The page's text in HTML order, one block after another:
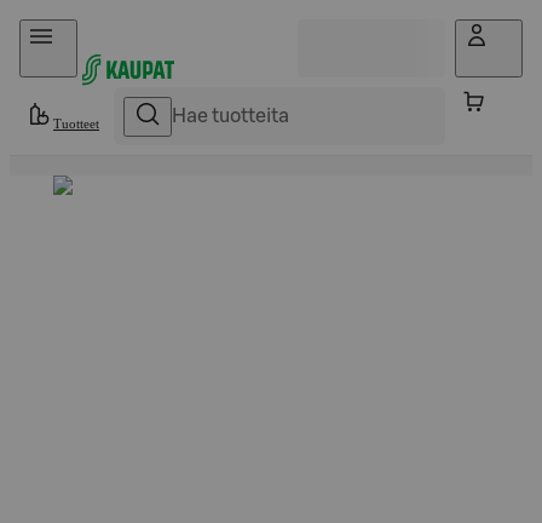
Hyppää sisältöön
Tuotteet